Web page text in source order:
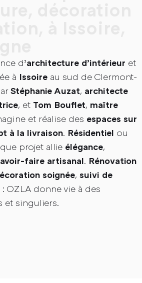
Accueil
Ozla
d’architecture d’intérieur et
à Issoire au sud de Clermont-
Stéphanie Auzat, architecte
, et Tom Bouflet, maître
et réalise des espaces sur
à la livraison. Résidentiel ou
projet allie élégance,
faire artisanal. Rénovation
soignée, suivi de
: OZLA donne vie à des
et singuliers.